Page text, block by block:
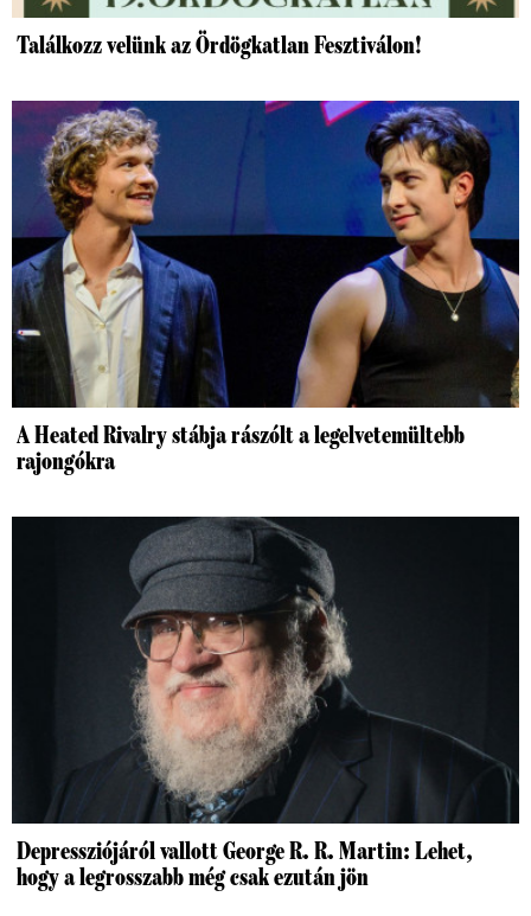
Találkozz velünk az Ördögkatlan Fesztiválon!
A Heated Rivalry stábja rászólt a legelvetemültebb
rajongókra
Depressziójáról vallott George R. R. Martin: Lehet,
hogy a legrosszabb még csak ezután jön